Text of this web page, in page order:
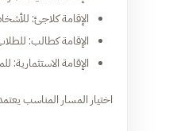
الإقامة كلاجئ:
الإقامة كطالب:
الإقامة
اختيار المسار المناسب